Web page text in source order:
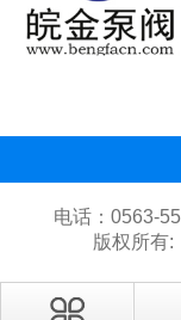
电话：0563-
版权所有: